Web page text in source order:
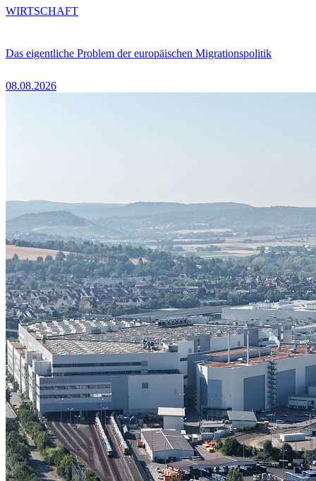
Das eigentliche Problem der europäischen Migrationspolitik
08.08.2026
WIRTSCHAFT